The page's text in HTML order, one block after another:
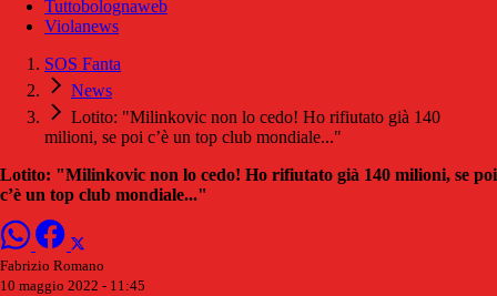
Tuttobolognaweb
Violanews
SOS Fanta
News
Lotito: "Milinkovic non lo cedo! Ho rifiutato già 140
milioni, se poi c’è un top club mondiale..."
Lotito: "Milinkovic non lo cedo! Ho rifiutato già 140 milioni, se poi
c’è un top club mondiale..."
Fabrizio Romano
10 maggio 2022 - 11:45